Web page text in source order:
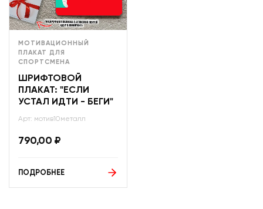
МОТИВАЦИОННЫЙ
ПЛАКАТ ДЛЯ
СПОРТСМЕНА
ШРИФТОВОЙ
ПЛАКАТ: "ЕСЛИ
УСТАЛ ИДТИ - БЕГИ"
Арт: мотив10металл
790,00 ₽
ПОДРОБНЕЕ